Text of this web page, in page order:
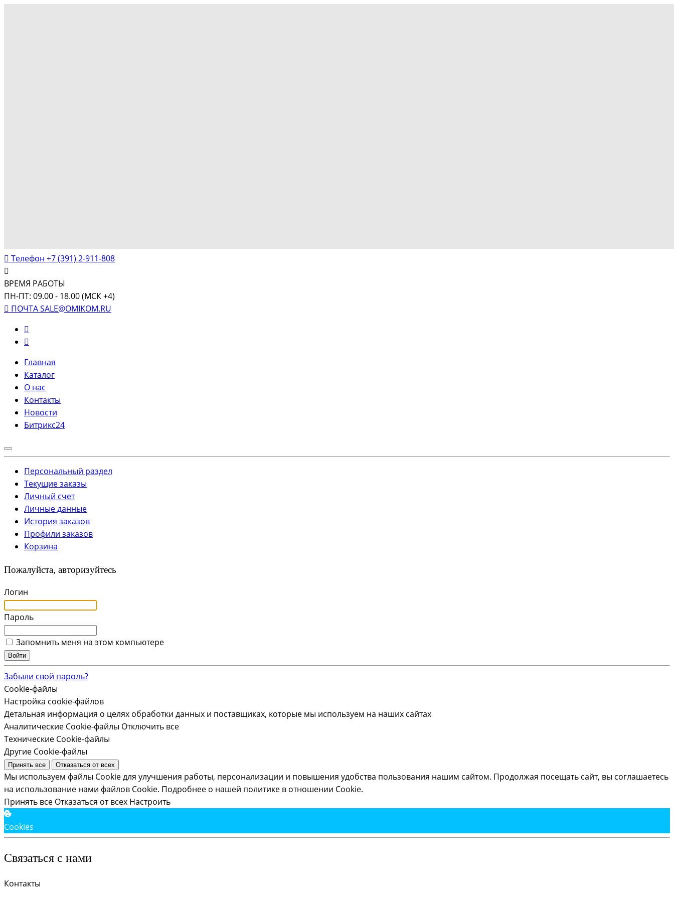
Телефон +7 (391) 2-911-808
ВРЕМЯ РАБОТЫ
ПН-ПТ: 09.00 - 18.00 (МСК +4)
ПОЧТАSALE@OMIKOM.RU
Главная
Каталог
О нас
Контакты
Новости
Битрикс24
Персональный раздел
Текущие заказы
Личный счет
Личные данные
История заказов
Профили заказов
Корзина
Пожалуйста, авторизуйтесь
Логин
Пароль
Запомнить меня на этом компьютере
Забыли свой пароль?
Cookie-файлы
Настройка cookie-файлов
Детальная информация о целях обработки данных и поставщиках, которые мы используем на наших сайтах
Аналитические Cookie-файлы Отключить все
Технические Cookie-файлы
Другие Cookie-файлы
Принять все Отказаться от всех
Мы используем файлы Cookie для улучшения работы, персонализации и повышения удобства пользования нашим сайтом. Продолжая посещать сайт, вы соглашаетесь
на использование нами файлов Cookie. Подробнее о нашей политике в отношении Cookie.
Принять все Отказаться от всех Настроить
Cookies
Связаться с нами
Контакты